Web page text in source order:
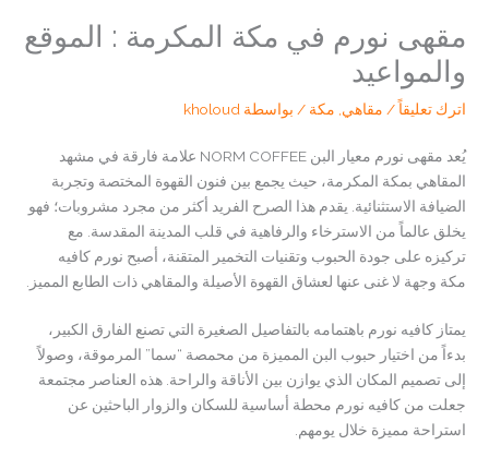
مقهى نورم في مكة المكرمة : الموقع
والمواعيد
اترك تعليقاً / مقاهي مكة / بواسطة kholoud
يُعد مقهى نورم معيار البن NORM COFFEE علامة فارقة في مشهد
المقاهي بمكة المكرمة، حيث يجمع بين فنون القهوة المختصة وتجربة
الضيافة الاستثنائية. يقدم هذا الصرح الفريد أكثر من مجرد مشروبات؛ فهو
يخلق عالماً من الاسترخاء والرفاهية في قلب المدينة المقدسة. مع
تركيزه على جودة الحبوب وتقنيات التخمير المتقنة، أصبح نورم كافيه
مكة وجهة لا غنى عنها لعشاق القهوة الأصيلة والمقاهي ذات الطابع المميز.
يمتاز كافيه نورم باهتمامه بالتفاصيل الصغيرة التي تصنع الفارق الكبير،
بدءاً من اختيار حبوب البن المميزة من محمصة “سما” المرموقة، وصولاً
إلى تصميم المكان الذي يوازن بين الأناقة والراحة. هذه العناصر مجتمعة
جعلت من کافیه نورم محطة أساسية للسكان والزوار الباحثين عن
استراحة مميزة خلال يومهم.